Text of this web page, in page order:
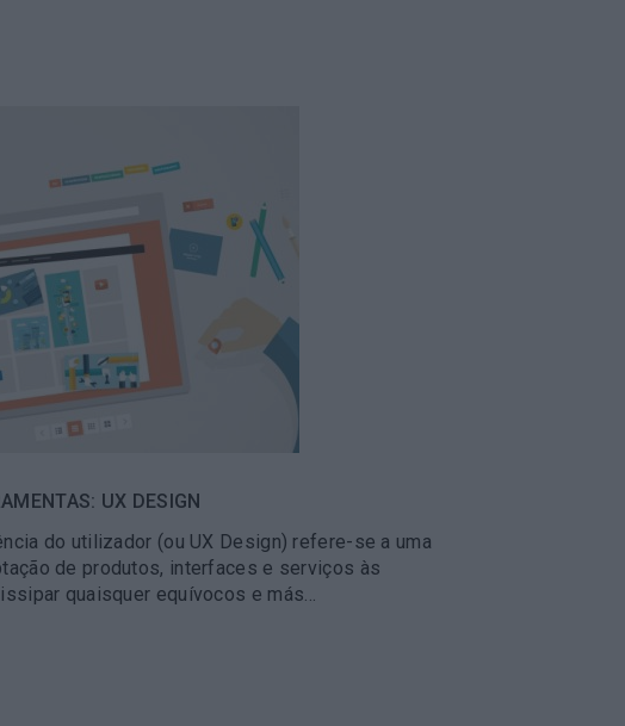
UX DESIGN
do utilizador (ou UX Design) refere-se a uma
de produtos, interfaces e serviços às
quaisquer equívocos e más…